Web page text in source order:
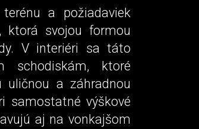
a požiadaviek
ktorá svojou formou
V interiéri sa táto
schodiskám, ktoré
uličnou a záhradnou
samostatné výškové
aj na vonkajšom